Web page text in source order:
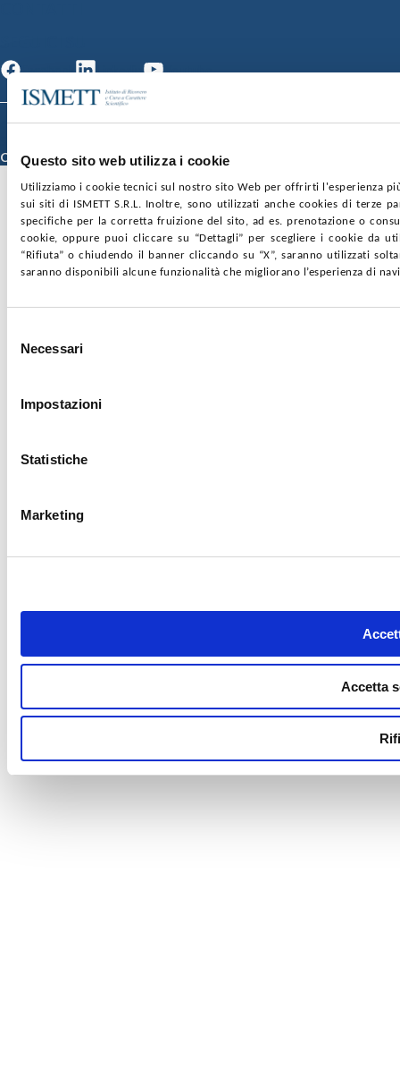
Questo sito web utilizza i cookie
Utilizziamo i cookie tecnici sul nostro sito Web per offrirti l'esperienza
sui siti di ISMETT S.R.L. Inoltre, sono utilizzati anche cookies di terze
specifiche per la corretta fruizione del sito, ad es. prenotazione o
cookie, oppure puoi cliccare su “Dettagli” per scegliere i cookie da
“Rifiuta” o chiudendo il banner cliccando su “X”, saranno utilizzati
saranno disponibili alcune funzionalità che migliorano l’esperienza di
delNecessari
Impostazioni
Statistiche
Marketing
Accetta
Facebook Linkedin Youtube
© 2026 ISMETT (Istituto Mediterraneo per i Trapianti e Terapie ad Alta
Credits